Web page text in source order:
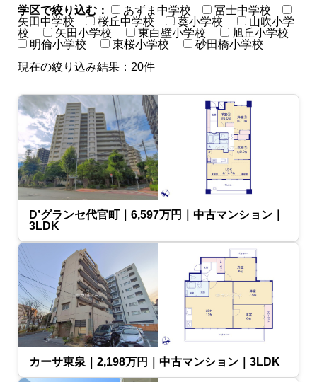
学区で絞り込む： あずま中学校
冨士中学校
矢田中学校
桜丘中学校 葵小学校
山吹小学
校
矢田小学校 東白壁小学校
旭丘小学校
明倫小学校
東桜小学校
砂田橋小学校
現在の絞り込み結果： 20件
D’グランセ代官町｜6,597万円｜中古マンション｜
3LDK
カーサ東泉｜2,198万円｜中古マンション｜3LDK